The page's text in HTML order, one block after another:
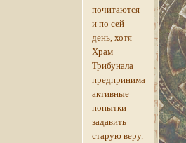
почитаются
и по сей
день, хотя
Храм
Трибунала
предпринимал
активные
попытки
задавить
старую веру.